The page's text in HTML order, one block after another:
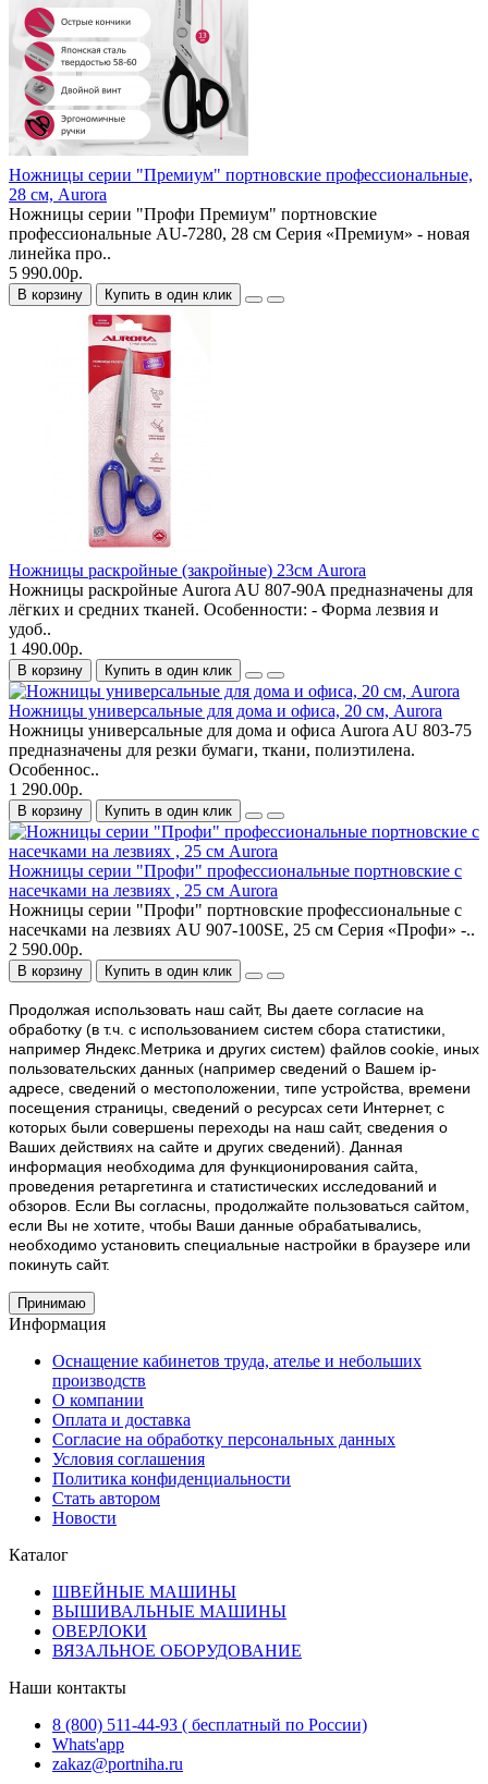
Ножницы серии "Премиум" портновские профессиональные,
28 см, Aurora
Ножницы серии "Профи Премиум" портновские
профессиональные AU-7280, 28 см Серия «Премиум» - новая
линейка про..
5 990.00р.
В корзину Купить в один клик
Ножницы раскройные (закройные) 23см Aurora
Ножницы раскройные Aurora AU 807-90A предназначены для
лёгких и средних тканей. Особенности: - Форма лезвия и
удоб..
1 490.00р.
В корзину Купить в один клик
Ножницы универсальные для дома и офиса, 20 см, Aurora
Ножницы универсальные для дома и офиса Aurora AU 803-75
предназначены для резки бумаги, ткани, полиэтилена.
Особеннос..
1 290.00р.
В корзину Купить в один клик
Ножницы серии "Профи" профессиональные портновские с
насечками на лезвиях , 25 см Aurora
Ножницы серии "Профи" портновские профессиональные с
насечками на лезвиях AU 907-100SE, 25 см Серия «Профи» -..
2 590.00р.
В корзину Купить в один клик
Продолжая использовать наш cайт, Вы даете согласие на
обработку (в т.ч. с использованием систем сбора статистики,
например Яндекс.Метрика и других систем) файлов cookie, иных
пользовательских данных (например сведений о Вашем ip-
адресе, сведений о местоположении, типе устройства, времени
посещения страницы, сведений о ресурсах сети Интернет, с
которых были совершены переходы на наш сайт, сведения о
Ваших действиях на сайте и других сведений). Данная
информация необходима для функционирования сайта,
проведения ретаргетинга и статистических исследований и
обзоров. Если Вы согласны, продолжайте пользоваться сайтом,
если Вы не хотите, чтобы Ваши данные обрабатывались,
необходимо установить специальные настройки в браузере или
покинуть сайт.
Принимаю
Информация
Оснащение кабинетов труда, ателье и небольших
производств
О компании
Оплата и доставка
Согласие на обработку персональных данных
Условия соглашения
Политика конфиденциальности
Стать автором
Новости
Каталог
ШВЕЙНЫЕ МАШИНЫ
ВЫШИВАЛЬНЫЕ МАШИНЫ
ОВЕРЛОКИ
ВЯЗАЛЬНОЕ ОБОРУДОВАНИЕ
Наши контакты
8 (800) 511-44-93 ( бесплатный по России)
Whats'app
zakaz@portniha.ru